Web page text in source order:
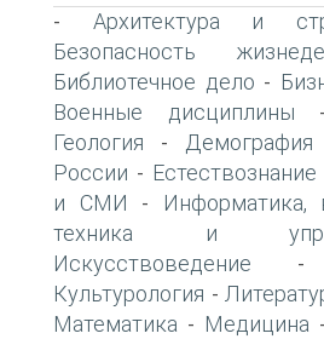
- Архитектура и
Безопасность
Библиотечное дело -
Военные дисциплины
Геология - Демография
России - Естествознание
и СМИ -
Информатика,
техника и
Искусствоведение
Культурология -
Математика - Медицина -